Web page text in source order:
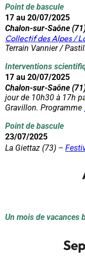
Point de bascule
17 au 20/07/2025
Chalon-sur-Saône
Collectif des Alpes /
Terrain Vannier /
Interventions
17 au 20/07/2025
Chalon-sur-Saône
jour de 10h30 à 17h
Gravillon. Programme
Point de bascule
23/07/2025
La Giettaz (73) –
Un mois de vacances